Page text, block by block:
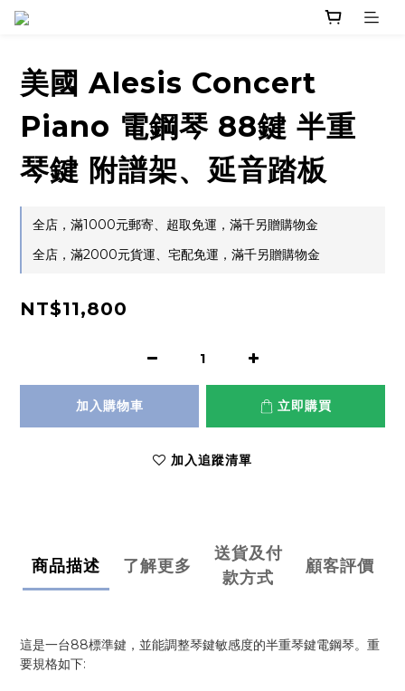
美國 Alesis Concert
Piano 電鋼琴 88鍵 半重
琴鍵 附譜架、延音踏板
全店，滿1000元郵寄、超取免運，滿千另贈購物金
全店，滿2000元貨運、宅配免運，滿千另贈購物金
NT$11,800
加入購物車 立即購買
加入追蹤清單
商品描述 了解更多
送貨及付
款方式
顧客評價
這是一台88標準鍵，並能調整琴鍵敏感度的半重琴鍵電鋼琴。重
要規格如下: